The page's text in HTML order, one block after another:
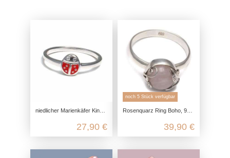
niedlicher Marienkäfer Kinderring aus echtem 925 Sterling Silber
27,90 €
noch 5 Stück verfügbar
Rosenquarz Ring Boho, 925 Sterling Silber, Bohemian Chic Edelsteinring, Silberring Geschenk, Rose Quartz natürlich, rosa Schmuck
39,90 €